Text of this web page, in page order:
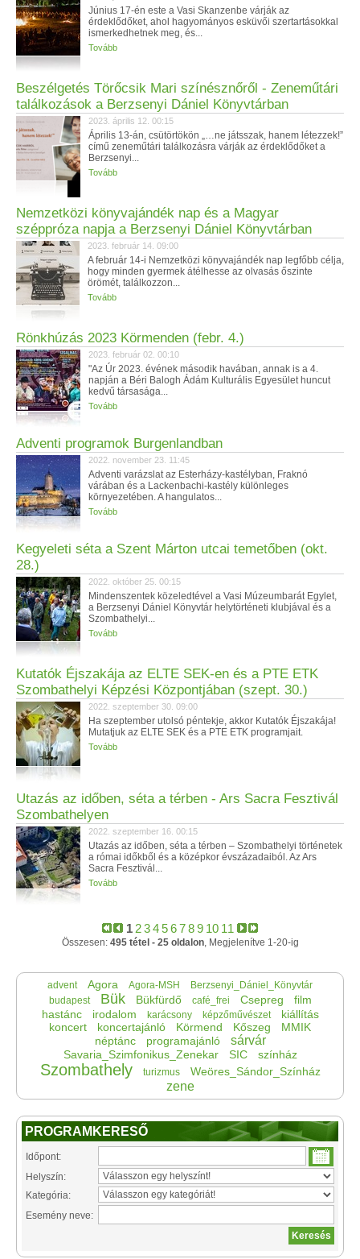
Június 17-én este a Vasi Skanzenbe várják az
érdeklődőket, ahol hagyományos esküvői szertartásokkal
ismerkedhetnek meg, és...
Tovább
Beszélgetés Törőcsik Mari színésznőről - Zeneműtári
találkozások a Berzsenyi Dániel Könyvtárban
2023. április 12. 00:15
Április 13-án, csütörtökön „…ne játsszak, hanem létezzek!”
című zeneműtári találkozásra várják az érdeklődőket a
Berzsenyi...
Tovább
Nemzetközi könyvajándék nap és a Magyar
széppróza napja a Berzsenyi Dániel Könyvtárban
2023. február 14. 09:00
A február 14-i Nemzetközi könyvajándék nap legfőbb célja,
hogy minden gyermek átélhesse az olvasás őszinte
örömét, találkozzon...
Tovább
Rönkhúzás 2023 Körmenden (febr. 4.)
2023. február 02. 00:10
"Az Úr 2023. évének második havában, annak is a 4.
napján a Béri Balogh Ádám Kulturális Egyesület huncut
kedvű társasága...
Tovább
Adventi programok Burgenlandban
2022. november 23. 11:45
Adventi varázslat az Esterházy-kastélyban, Fraknó
várában és a Lackenbachi-kastély különleges
környezetében. A hangulatos...
Tovább
Kegyeleti séta a Szent Márton utcai temetőben (okt.
28.)
2022. október 25. 00:15
Mindenszentek közeledtével a Vasi Múzeumbarát Egylet,
a Berzsenyi Dániel Könyvtár helytörténeti klubjával és a
Szombathelyi...
Tovább
Kutatók Éjszakája az ELTE SEK-en és a PTE ETK
Szombathelyi Képzési Központjában (szept. 30.)
2022. szeptember 30. 09:00
Ha szeptember utolsó péntekje, akkor Kutatók Éjszakája!
Mutatjuk az ELTE SEK és a PTE ETK programjait.
Tovább
Utazás az időben, séta a térben - Ars Sacra Fesztivál
Szombathelyen
2022. szeptember 16. 00:15
Utazás az időben, séta a térben – Szombathelyi történetek
a római időkből és a középkor évszázadaiból. Az Ars
Sacra Fesztivál...
Tovább
1 23456789 10 11
Összesen: 495 tétel - 25 oldalon, Megjelenítve 1-20-ig
advent Agora Agora-MSH
Berzsenyi_Dániel_Könyvtár
budapest
Bük Bükfürdő café_frei Csepreg
film
hastánc
irodalom karácsony képzőművészet
kiállítás
koncert
koncertajánló Körmend Kőszeg
MMIK
néptánc
programajánló sárvár
Savaria_Szimfonikus_Zenekar SIC színház
Szombathely turizmus Weöres_Sándor_Színház
zene
PROGRAMKERESŐ
Időpont:
Helyszín:
Kategória:
Esemény neve: